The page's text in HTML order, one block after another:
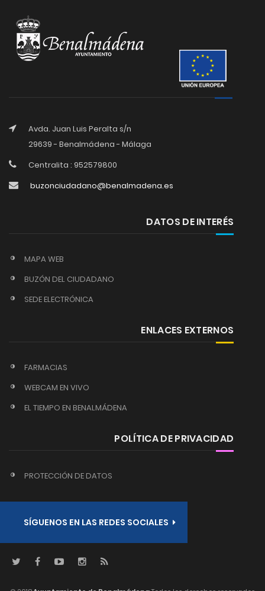
Avda. Juan Luis Peralta s/n
29639 - Benalmádena - Málaga
Centralita : 952579800
buzonciudadano@benalmadena.es
DATOS DE INTERÉS
MAPA WEB
BUZÓN DEL CIUDADANO
SEDE ELECTRÓNICA
ENLACES EXTERNOS
FARMACIAS
WEBCAM EN VIVO
EL TIEMPO EN BENALMÁDENA
POLÍTICA DE PRIVACIDAD
PROTECCIÓN DE DATOS
SÍGUENOS EN LAS REDES SOCIALES